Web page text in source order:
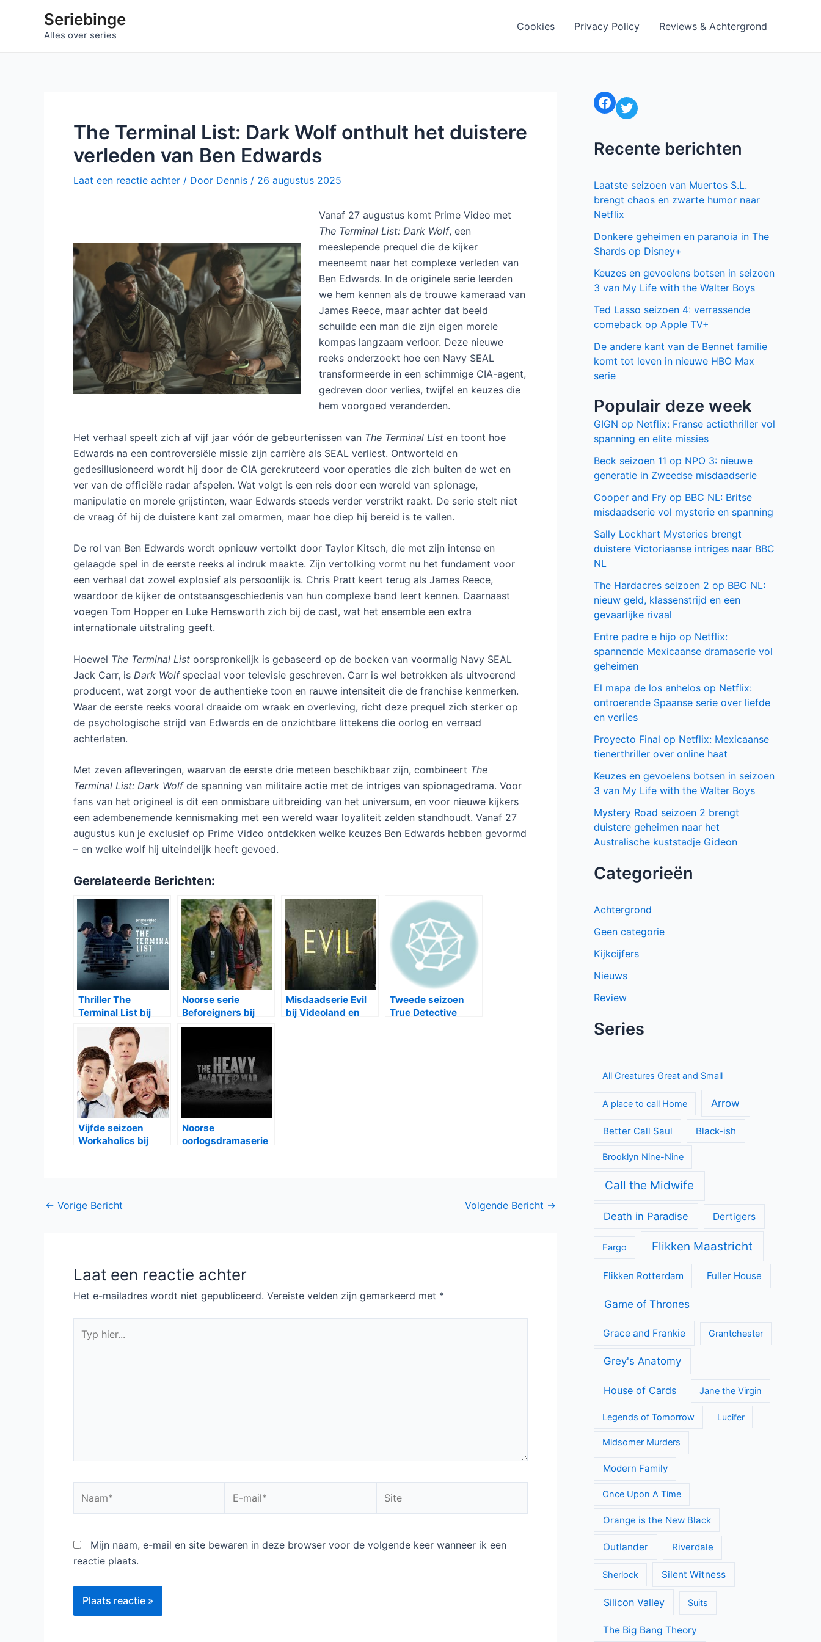
Seriebinge
Alles over series
Cookies Privacy Policy Reviews & Achtergrond
The Terminal List: Dark Wolf onthult het duistere
verleden van Ben Edwards
Laat een reactie achter / Door Dennis / 26 augustus 2025
Vanaf 27 augustus komt Prime Video met
The Terminal List: Dark Wolf, een
meeslepende prequel die de kijker
meeneemt naar het complexe verleden van
Ben Edwards. In de originele serie leerden
we hem kennen als de trouwe kameraad van
James Reece, maar achter dat beeld
schuilde een man die zijn eigen morele
kompas langzaam verloor. Deze nieuwe
reeks onderzoekt hoe een Navy SEAL
transformeerde in een schimmige CIA-agent,
gedreven door verlies, twijfel en keuzes die
hem voorgoed veranderden.
Het verhaal speelt zich af vijf jaar vóór de gebeurtenissen van The Terminal List en toont hoe
Edwards na een controversiële missie zijn carrière als SEAL verliest. Ontworteld en
gedesillusioneerd wordt hij door de CIA gerekruteerd voor operaties die zich buiten de wet en
ver van de officiële radar afspelen. Wat volgt is een reis door een wereld van spionage,
manipulatie en morele grijstinten, waar Edwards steeds verder verstrikt raakt. De serie stelt niet
de vraag óf hij de duistere kant zal omarmen, maar hoe diep hij bereid is te vallen.
De rol van Ben Edwards wordt opnieuw vertolkt door Taylor Kitsch, die met zijn intense en
gelaagde spel in de eerste reeks al indruk maakte. Zijn vertolking vormt nu het fundament voor
een verhaal dat zowel explosief als persoonlijk is. Chris Pratt keert terug als James Reece,
waardoor de kijker de ontstaansgeschiedenis van hun complexe band leert kennen. Daarnaast
voegen Tom Hopper en Luke Hemsworth zich bij de cast, wat het ensemble een extra
internationale uitstraling geeft.
Hoewel The Terminal List oorspronkelijk is gebaseerd op de boeken van voormalig Navy SEAL
Jack Carr, is Dark Wolfspeciaal voor televisie geschreven. Carr is wel betrokken als uitvoerend
producent, wat zorgt voor de authentieke toon en rauwe intensiteit die de franchise kenmerken.
Waar de eerste reeks vooral draaide om wraak en overleving, richt deze prequel zich sterker op
de psychologische strijd van Edwards en de onzichtbare littekens die oorlog en verraad
achterlaten.
Met zeven afleveringen, waarvan de eerste drie meteen beschikbaar zijn, combineert The
Terminal List: Dark Wolfde spanning van militaire actie met de intriges van spionagedrama. Voor
fans van het origineel is dit een onmisbare uitbreiding van het universum, en voor nieuwe kijkers
een adembenemende kennismaking met een wereld waar loyaliteit zelden standhoudt. Vanaf 27
augustus kun je exclusief op Prime Video ontdekken welke keuzes Ben Edwards hebben gevormd
– en welke wolf hij uiteindelijk heeft gevoed.
Gerelateerde Berichten:
Thriller The
Terminal List bij
Amazon Primevideo
Noorse serie
Beforeigners bij
Ziggo
Misdaadserie Evil
bij Videoland en
Tweede seizoen
True Detective
Vijfde seizoen
Workaholics bij
Noorse
oorlogsdramaserie
Bericht
← Vorige Bericht Volgende Bericht →
Laat een reactie achter
Het e-mailadres wordt niet gepubliceerd. Vereiste velden zijn gemarkeerd met *
hier...
mail*
Mijn naam, e-mail en site bewaren in deze browser voor de volgende keer wanneer ik een
reactie plaats.
Facebook Twitter
Recente berichten
Laatste seizoen van Muertos S.L.
brengt chaos en zwarte humor naar
Netflix
Donkere geheimen en paranoia in The
Shards op Disney+
Keuzes en gevoelens botsen in seizoen
3 van My Life with the Walter Boys
Ted Lasso seizoen 4: verrassende
comeback op Apple TV+
De andere kant van de Bennet familie
komt tot leven in nieuwe HBO Max
serie
Populair deze week
GIGN op Netflix: Franse actiethriller vol
spanning en elite missies
Beck seizoen 11 op NPO 3: nieuwe
generatie in Zweedse misdaadserie
Cooper and Fry op BBC NL: Britse
misdaadserie vol mysterie en spanning
Sally Lockhart Mysteries brengt
duistere Victoriaanse intriges naar BBC
NL
The Hardacres seizoen 2 op BBC NL:
nieuw geld, klassenstrijd en een
gevaarlijke rivaal
Entre padre e hijo op Netflix:
spannende Mexicaanse dramaserie vol
geheimen
El mapa de los anhelos op Netflix:
ontroerende Spaanse serie over liefde
en verlies
Proyecto Final op Netflix: Mexicaanse
tienerthriller over online haat
Keuzes en gevoelens botsen in seizoen
3 van My Life with the Walter Boys
Mystery Road seizoen 2 brengt
duistere geheimen naar het
Australische kuststadje Gideon
Categorieën
Achtergrond
Geen categorie
Kijkcijfers
Nieuws
Review
Series
All Creatures Great and Small
A place to call Home Arrow
Better Call Saul Black-ish
Brooklyn Nine-Nine
Call the Midwife
Death in Paradise Dertigers
Fargo Flikken Maastricht
Flikken Rotterdam Fuller House
Game of Thrones
Grace and Frankie Grantchester
Grey's Anatomy
House of Cards Jane the Virgin
Legends of Tomorrow Lucifer
Midsomer Murders
Modern Family
Once Upon A Time
Orange is the New Black
Outlander Riverdale
Sherlock Silent Witness
Silicon Valley Suits
The Big Bang Theory